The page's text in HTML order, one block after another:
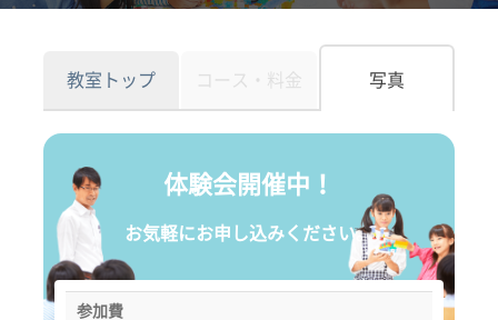
教室トップ コース・料金 写真
体験会開催中！
お気軽にお申し込みください。
参加費